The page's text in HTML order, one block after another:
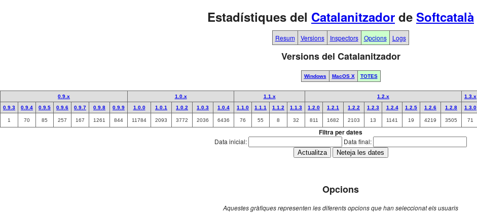
Estadístiques del Catalanitzador de Softcatalà
Resum Versions Inspectors Opcions Logs
Versions del Catalanitzador
Windows MacOS X TOTES
0.9.x 1.0.x 1.1.x 1.2.x 1.3.x
0.9.3
0.9.4 0.9.5 0.9.6 0.9.7 0.9.8 0.9.9 1.0.0 1.0.1 1.0.2 1.0.3 1.0.4 1.1.0 1.1.1 1.1.2 1.1.3 1.2.0 1.2.1 1.2.2 1.2.3 1.2.4 1.2.5 1.2.6 1.2.8 1.3.0
1 70 85 257 167 1261 844 11784 2093 3772 2036 6436 76 55 8 32 811 1682 2103 13 1141 19 4219 3505 71
Filtra per dates
Data inicial: Data final:
Opcions
Aquestes gràfiques representen les diferents opcions que han seleccionat els usuaris